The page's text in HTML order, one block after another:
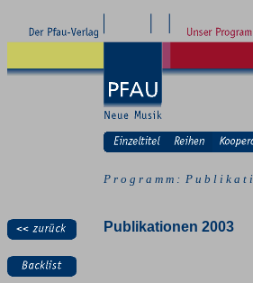
P r o g r a m m : P u b l i k a t
Publikationen 2003